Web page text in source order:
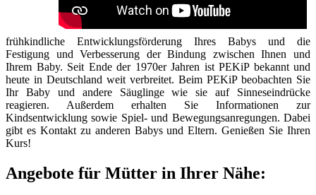
frühkindliche Entwicklungsförderung Ihres Babys und die
Festigung und Verbesserung der Bindung zwischen Ihnen und
Ihrem Baby. Seit Ende der 1970er Jahren ist PEKiP bekannt und
heute in Deutschland weit verbreitet. Beim PEKiP beobachten Sie
Ihr Baby und andere Säuglinge wie sie auf Sinneseindrücke
reagieren. Außerdem erhalten Sie Informationen zur
Kindsentwicklung sowie Spiel- und Bewegungsanregungen. Dabei
gibt es Kontakt zu anderen Babys und Eltern. Genießen Sie Ihren
Kurs!
Angebote für Mütter in Ihrer Nähe: